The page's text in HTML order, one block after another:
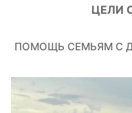
ЦЕЛИ
ПОМОЩЬ СЕМЬЯМ С